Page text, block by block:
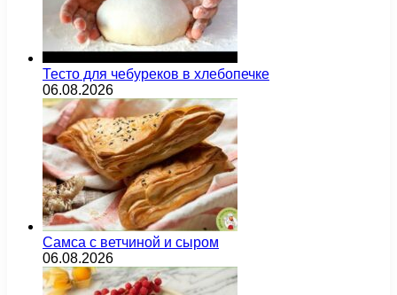
Тесто для чебуреков в хлебопечке
06.08.2026
Самса с ветчиной и сыром
06.08.2026